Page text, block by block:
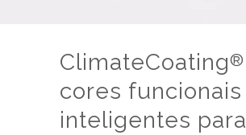
ClimateCoating®
cores funcionais
inteligentes para